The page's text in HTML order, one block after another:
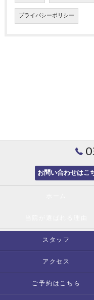
プライバシーポリシー
お問い合わせはこ
スタッフ
アクセス
ご予約はこちら